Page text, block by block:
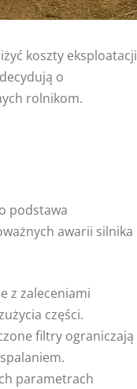
koszty eksploatacji
o
rolnikom.
podstawa
awarii silnika
z zaleceniami
części.
filtry ograniczają
parametrach